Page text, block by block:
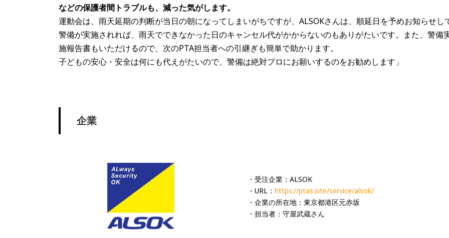
などの保護者間トラブルも、減った気がします。
運動会は、雨天延期の判断が当日の朝になってしまいがちですが、ALSOKさんは、順延日を予めお知らせし
警備が実施されれば、雨天でできなかった日のキャンセル代がかからないのもありがたいです。また、警備
施報告書もいただけるので、次のPTA担当者への引継ぎも簡単で助かります。
子どもの安心・安全は何にも代えがたいので、警備は絶対プロにお願いするのをお勧めします」
企業
・受注企業：ALSOK
・URL： https://ptas.site/service/alsok/
・企業の所在地：東京都港区元赤坂
・担当者：守屋武蔵さん